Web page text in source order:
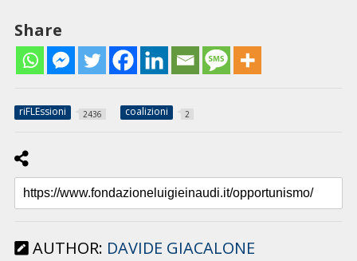
Share
riFLEssioni 2436 coalizioni 2
AUTHOR: DAVIDE GIACALONE